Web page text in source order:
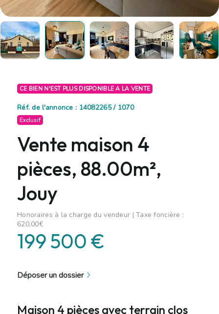
CE BIEN N'EST PLUS DISPONIBLE A LA VENTE
Réf. de l'annonce : 14082265 / 1070
Exclusif
Vente maison 4
pièces, 88.00m²,
Jouy
Honoraires à la charge du vendeur | Taxe foncière :
620,00€
199 500 €
Déposer un dossier
Maison 4 pièces avec terrain clos